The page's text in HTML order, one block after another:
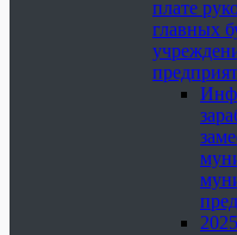
плате
главных